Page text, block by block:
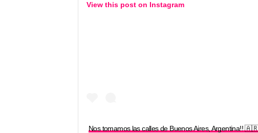
View this post on Instagram
Nos tomamos las calles de Buenos Aires, Argentina!!